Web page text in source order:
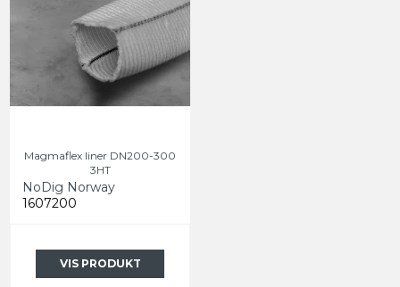
Magmaflex liner DN200-300
3HT
NoDig Norway
1607200
VIS PRODUKT